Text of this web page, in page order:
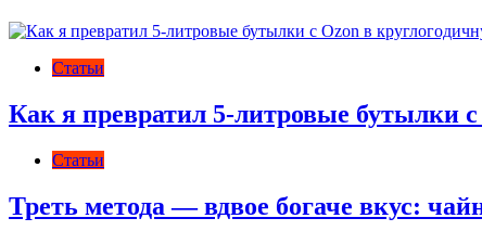
Статьи
Как я превратил 5-литровые бутылки
Статьи
Треть метода — вдвое богаче вкус: